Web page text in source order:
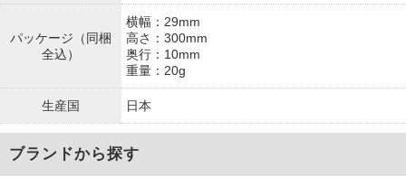
パッケージ（同梱
全込）
横幅：29mm
高さ：300mm
奥行：10mm
重量：20g
生産国 日本
ブランドから探す